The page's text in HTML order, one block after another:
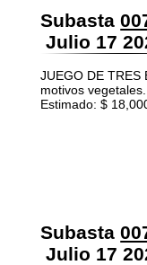
Subasta
Julio 17
JUEGO DE TRES
motivos vegetales.
Estimado: $
Subasta
Julio 17